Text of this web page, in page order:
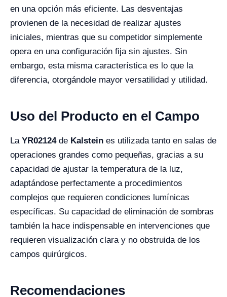
en una opción más eficiente. Las desventajas
provienen de la necesidad de realizar ajustes
iniciales, mientras que su competidor simplemente
opera en una configuración fija sin ajustes. Sin
embargo, esta misma característica es lo que la
diferencia, otorgándole mayor versatilidad y utilidad.
Uso del Producto en el Campo
La YR02124de Kalstein es utilizada tanto en salas de
operaciones grandes como pequeñas, gracias a su
capacidad de ajustar la temperatura de la luz,
adaptándose perfectamente a procedimientos
complejos que requieren condiciones lumínicas
específicas. Su capacidad de eliminación de sombras
también la hace indispensable en intervenciones que
requieren visualización clara y no obstruida de los
campos quirúrgicos.
Recomendaciones